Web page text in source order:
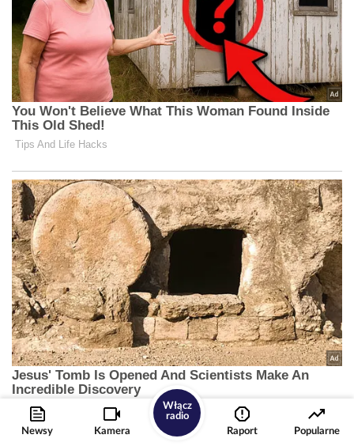
Newsy Kamera
Włącz
radio
Raport
Popularne